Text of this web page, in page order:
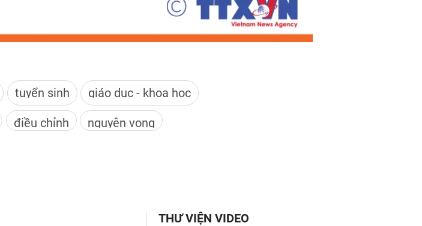
tuyển sinh giáo dục - khoa học
điều chỉnh nguyện vọng
THƯ VIỆN VIDEO